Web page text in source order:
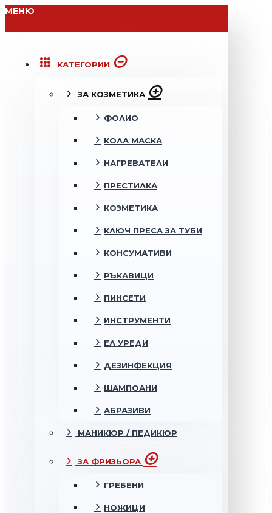
МЕНЮ
КАТЕГОРИИ
ЗА КОЗМЕТИКА
ФОЛИО
КОЛА МАСКА
НАГРЕВАТЕЛИ
ПРЕСТИЛКА
КОЗМЕТИКА
КЛЮЧ ПРЕСА ЗА ТУБИ
КОНСУМАТИВИ
РЪКАВИЦИ
ПИНСЕТИ
ИНСТРУМЕНТИ
ЕЛ УРЕДИ
ДЕЗИНФЕКЦИЯ
ШАМПОАНИ
АБРАЗИВИ
МАНИКЮР / ПЕДИКЮР
ЗА ФРИЗЬОРА
ГРЕБЕНИ
НОЖИЦИ